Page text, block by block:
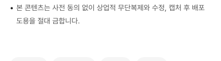
• 본 콘텐츠는 사전 동의 없이 상업적 무단복제와 수정, 캡처 후 배포
도용을 절대 금합니다.